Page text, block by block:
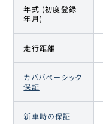
年式 (初度登録
年月)
走行距離
カババベーシック
保証
新車時の保証